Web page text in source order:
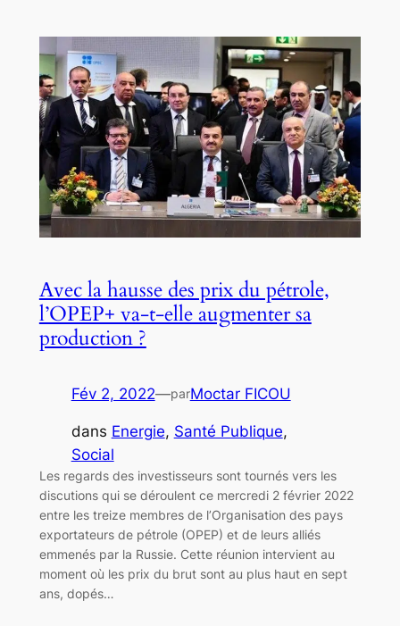
Avec la hausse des prix du pétrole,
l’OPEP+ va-t-elle augmenter sa
production ?
Fév 2, 2022—parMoctar FICOU
dans Energie, Santé Publique
Social
Les regards des investisseurs sont tournés vers les
discutions qui se déroulent ce mercredi 2 février 2022
entre les treize membres de l’Organisation des pays
exportateurs de pétrole (OPEP) et de leurs alliés
emmenés par la Russie. Cette réunion intervient au
moment où les prix du brut sont au plus haut en sept
ans, dopés…